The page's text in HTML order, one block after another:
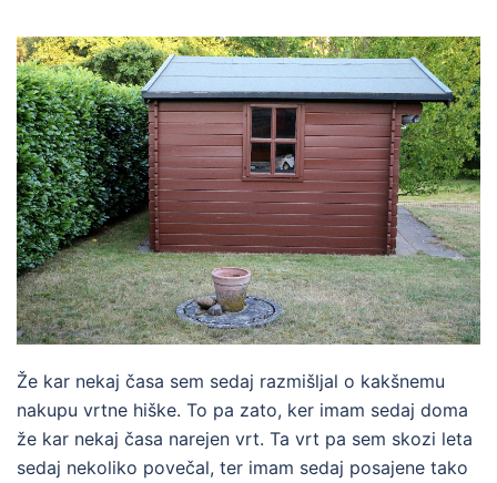
Že kar nekaj časa sem sedaj razmišljal o kakšnemu
nakupu vrtne hiške. To pa zato, ker imam sedaj doma
že kar nekaj časa narejen vrt. Ta vrt pa sem skozi leta
sedaj nekoliko povečal, ter imam sedaj posajene tako